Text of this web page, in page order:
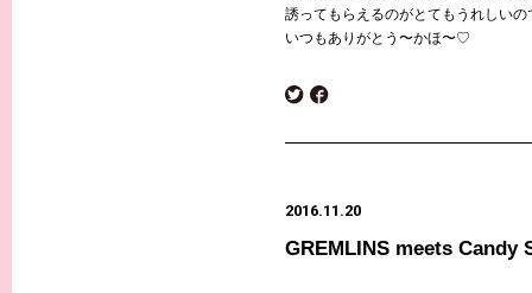
誘ってもらえるのがとてもうれしい
いつもありがとう〜かほ〜♡
2016.11.20
GREMLINS meets Candy